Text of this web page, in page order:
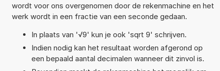
wordt voor ons overgenomen door de rekenmachine en het
werk wordt in een fractie van een seconde gedaan.
In plaats van '√9' kun je ook 'sqrt 9' schrijven.
Indien nodig kan het resultaat worden afgerond op
een bepaald aantal decimalen wanneer dit zinvol is.